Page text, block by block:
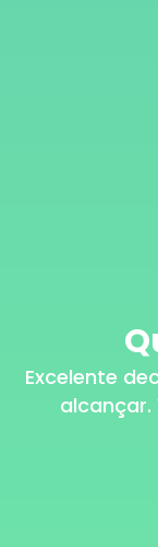
Excelente
alcançar.